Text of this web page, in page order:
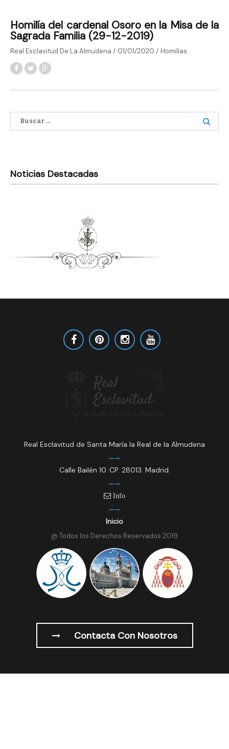
Homilía del cardenal Osoro en la Misa de la
Sagrada Familia (29-12-2019)
Real Esclavitud De La Almudena 01/01/2020 Homilías
Buscar:
Noticias Destacadas
Real Esclavitud de Santa María la Real de la Almudena
Calle Bailén 10. CP. 28013. Madrid.
Info
Inicio
@ Todos los Derechos Reservados 2019
Contacta Con Nosotros